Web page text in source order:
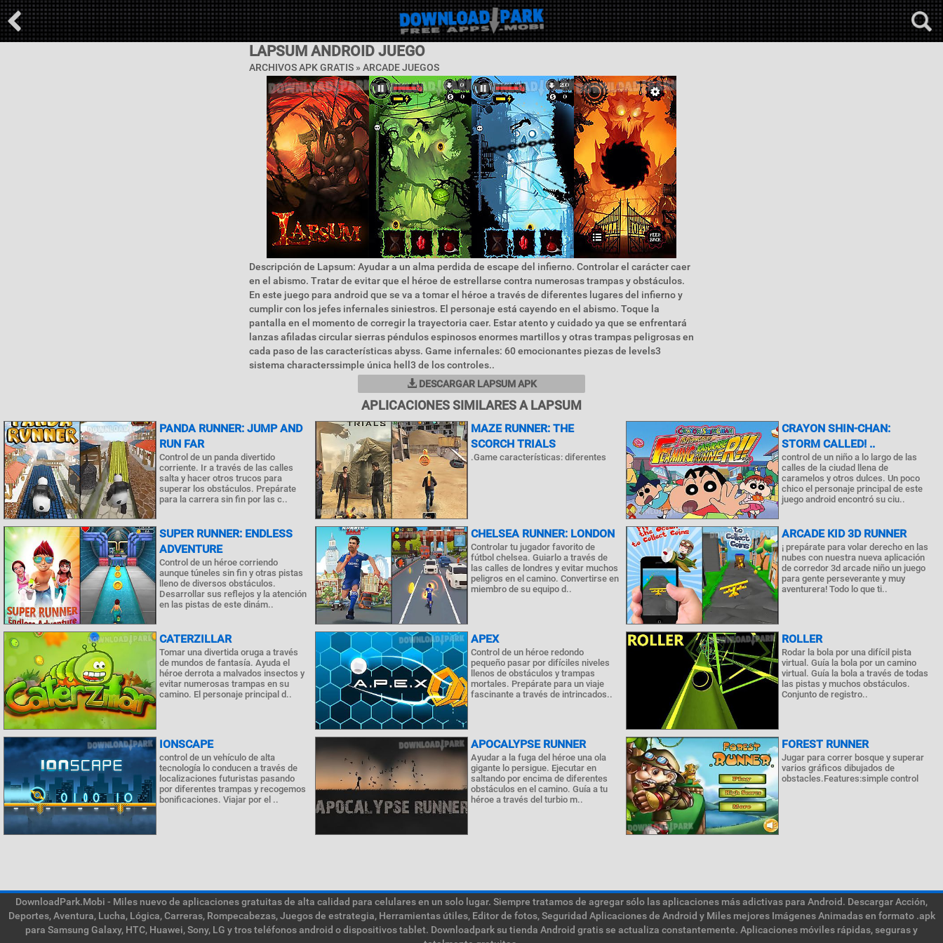
LAPSUM ANDROID JUEGO
ARCHIVOS APK GRATIS » ARCADE JUEGOS
Descripción de Lapsum: Ayudar a un alma perdida de escape del infierno. Controlar el carácter caer
en el abismo. Tratar de evitar que el héroe de estrellarse contra numerosas trampas y obstáculos.
En este juego para android que se va a tomar el héroe a través de diferentes lugares del infierno y
cumplir con los jefes infernales siniestros. El personaje está cayendo en el abismo. Toque la
pantalla en el momento de corregir la trayectoria caer. Estar atento y cuidado ya que se enfrentará
lanzas afiladas circular sierras péndulos espinosos enormes martillos y otras trampas peligrosas en
cada paso de las características abyss. Game infernales: 60 emocionantes piezas de levels3
sistema characterssimple única hell3 de los controles..
DESCARGAR LAPSUM APK
APLICACIONES SIMILARES A LAPSUM
PANDA RUNNER: JUMP AND
RUN FAR
Control de un panda divertido
corriente. Ir a través de las calles
salta y hacer otros trucos para
superar los obstáculos. Prepárate
para la carrera sin fin por las c..
MAZE RUNNER: THE
SCORCH TRIALS
.Game características: diferentes
CRAYON SHIN-CHAN:
STORM CALLED! ..
control de un niño a lo largo de las
calles de la ciudad llena de
caramelos y otros dulces. Un poco
chico el personaje principal de este
juego android encontró su ciu..
SUPER RUNNER: ENDLESS
ADVENTURE
Control de un héroe corriendo
aunque túneles sin fin y otras pistas
lleno de diversos obstáculos.
Desarrollar sus reflejos y la atención
en las pistas de este dinám..
CHELSEA RUNNER: LONDON
Controlar tu jugador favorito de
fútbol chelsea. Guiarlo a través de
las calles de londres y evitar muchos
peligros en el camino. Convertirse en
miembro de su equipo d..
ARCADE KID 3D RUNNER
¡ prepárate para volar derecho en las
nubes con nuestra nueva aplicación
de corredor 3d arcade niño un juego
para gente perseverante y muy
aventurera! Todo lo que ti..
CATERZILLAR
Tomar una divertida oruga a través
de mundos de fantasía. Ayuda el
héroe derrota a malvados insectos y
evitar numerosas trampas en su
camino. El personaje principal d..
APEX
Control de un héroe redondo
pequeño pasar por difíciles niveles
llenos de obstáculos y trampas
mortales. Prepárate para un viaje
fascinante a través de intrincados..
ROLLER
Rodar la bola por una difícil pista
virtual. Guía la bola por un camino
virtual. Guía la bola a través de todas
las pistas y muchos obstáculos.
Conjunto de registro..
IONSCAPE
control de un vehículo de alta
tecnología lo conducen a través de
localizaciones futuristas pasando
por diferentes trampas y recogemos
bonificaciones. Viajar por el ..
APOCALYPSE RUNNER
Ayudar a la fuga del héroe una ola
gigante lo persigue. Ejecutar en
saltando por encima de diferentes
obstáculos en el camino. Guía a tu
héroe a través del turbio m..
FOREST RUNNER
Jugar para correr bosque y superar
varios gráficos dibujados de
obstacles.Features:simple control
DownloadPark.Mobi - Miles nuevo de aplicaciones gratuitas de alta calidad para celulares en un solo lugar. Siempre tratamos de agregar sólo las aplicaciones más adictivas para Android. Descargar Acción,
Deportes, Aventura, Lucha, Lógica, Carreras, Rompecabezas, Juegos de estrategia, Herramientas útiles, Editor de fotos, Seguridad Aplicaciones de Android y Miles mejores Imágenes Animadas en formato .apk
para Samsung Galaxy, HTC, Huawei, Sony, LG y tros teléfonos android o dispositivos tablet. Downloadpark su tienda Android gratis se actualiza constantemente. Aplicaciones móviles rápidas, seguras y